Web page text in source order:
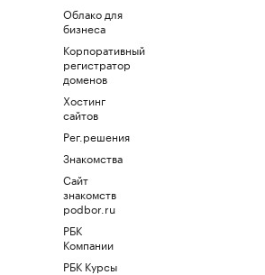
Облако для
бизнеса
Корпоративный
регистратор
доменов
Хостинг
сайтов
Рег.решения
Знакомства
Сайт
знакомств
podbor.ru
РБК
Компании
РБК Курсы